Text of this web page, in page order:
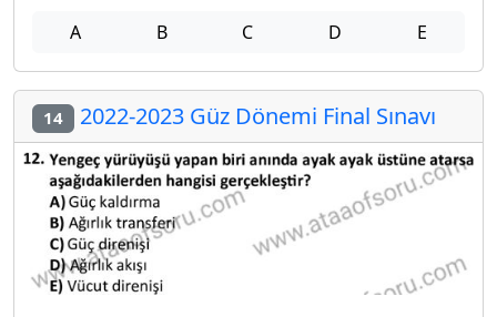
A B C D E
14 2022-2023 Güz Dönemi Final Sınavı